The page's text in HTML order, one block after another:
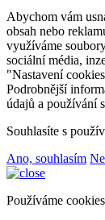
Abychom vám
obsah nebo
využíváme
sociální média,
"Nastavení
Podrobnější
údajů a používání
Souhlasíte s
Ano, souhlasím
Používáme cookies